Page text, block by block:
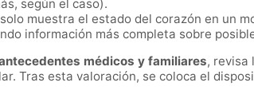
según el caso).
muestra el estado del corazón en un
información más completa sobre
médicos y familiares, revisa
Tras esta valoración, se coloca el